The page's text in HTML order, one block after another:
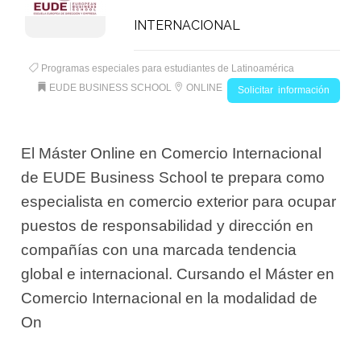
INTERNACIONAL
Programas especiales para estudiantes de Latinoamérica
EUDE BUSINESS SCHOOL
ONLINE Solicitar información
El Máster Online en Comercio Internacional
de EUDE Business School te prepara como
especialista en comercio exterior para ocupar
puestos de responsabilidad y dirección en
compañías con una marcada tendencia
global e internacional. Cursando el Máster en
Comercio Internacional en la modalidad de
On